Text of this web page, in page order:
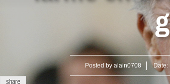
Posted by alain0708 Date:
share